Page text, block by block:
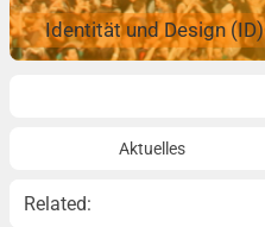
Identität und Design (ID)
Aktuelles
Related: